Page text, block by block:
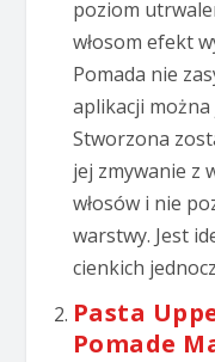
poziom
włosom efekt
Pomada nie
aplikacji
Stworzona
jej zmywanie z
włosów i nie
warstwy. Jest
cienkich
Pasta
Pomade